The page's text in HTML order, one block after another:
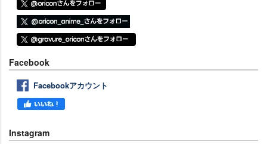
Facebook
Facebookアカウント
Instagram